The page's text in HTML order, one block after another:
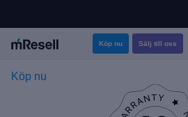
Köp nu Sälj till oss
Köp nu